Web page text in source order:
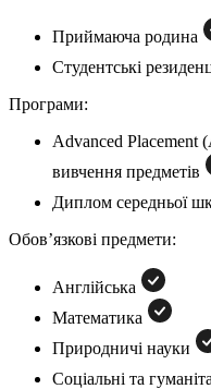
Приймаюча родина
Студентські
Програми:
Advanced Placement
вивчення предметів
Диплом середньої
Обов’язкові предмети:
Англійська
Математика
Природничі науки
Соціальні та